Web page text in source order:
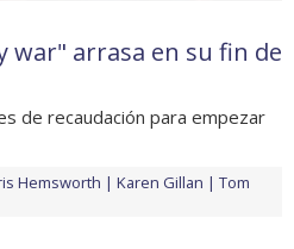
war" arrasa en su fin de
de recaudación para empezar
Hemsworth Karen Gillan
Tom